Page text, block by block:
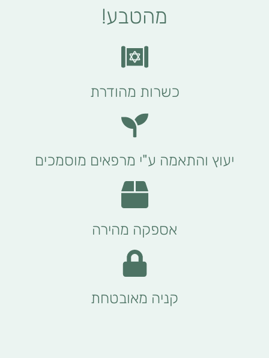
מהטבע!
כשרות מהודרת
יעוץ והתאמה ע"י מרפאים מוסמכים
אספקה מהירה
קניה מאובטחת